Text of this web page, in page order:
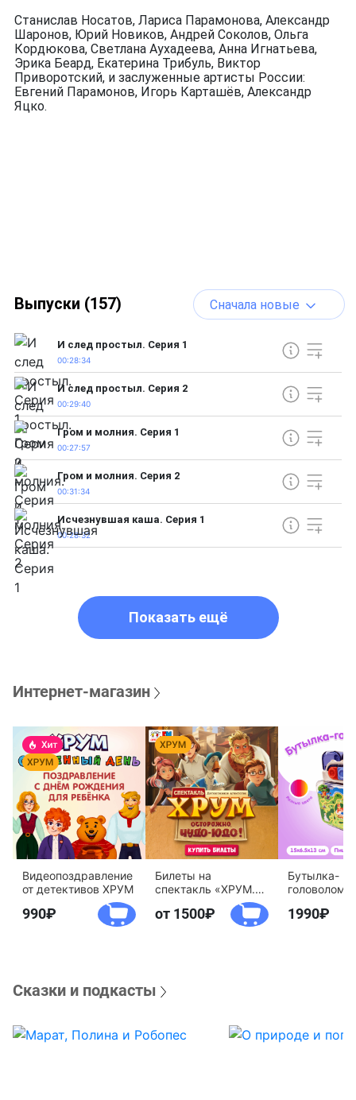
Станислав Носатов, Лариса Парамонова, Александр
Шаронов, Юрий Новиков, Андрей Соколов, Ольга
Кордюкова, Светлана Аухадеева, Анна Игнатьева,
Эрика Беард, Екатерина Трибуль, Виктор
Приворотский, и заслуженные артисты России:
Евгений Парамонов, Игорь Карташёв, Александр
Яцко.
Выпуски (157) Сначала новые
И след простыл. Серия 1
00:28:34
И след простыл. Серия 2
00:29:40
Гром и молния. Серия 1
00:27:57
Гром и молния. Серия 2
00:31:34
Исчезнувшая каша. Серия 1
00:28:32
Показать ещё
Интернет-магазин
Видеопоздравление
от детективов ХРУМ
990
Билеты на
спектакль «ХРУМ.
Осторожно, Чудо-
Юдо!»
от 1500
Бутылка-
агентство
1990
Сказки и подкасты